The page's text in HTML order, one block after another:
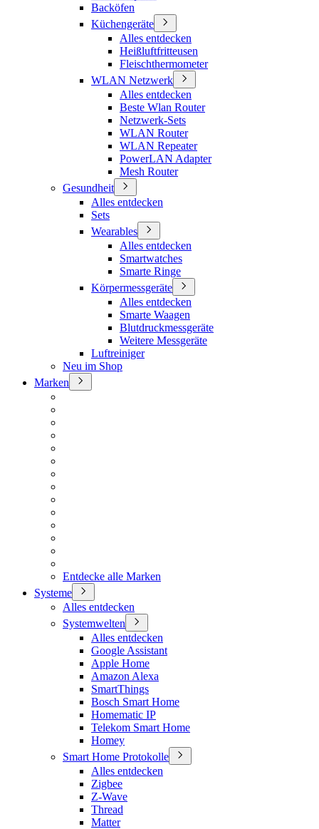
Backöfen
Küchengeräte
Alles entdecken
Heißluftfritteusen
Fleischthermometer
WLAN Netzwerk
Alles entdecken
Beste Wlan Router
Netzwerk-Sets
WLAN Router
WLAN Repeater
PowerLAN Adapter
Mesh Router
Gesundheit
Alles entdecken
Sets
Wearables
Alles entdecken
Smartwatches
Smarte Ringe
Körpermessgeräte
Alles entdecken
Smarte Waagen
Blutdruckmessgeräte
Weitere Messgeräte
Luftreiniger
Neu im Shop
Marken
Entdecke alle Marken
Systeme
Alles entdecken
Systemwelten
Alles entdecken
Google Assistant
Apple Home
Amazon Alexa
SmartThings
Bosch Smart Home
Homematic IP
Telekom Smart Home
Homey
Smart Home Protokolle
Alles entdecken
Zigbee
Z-Wave
Thread
Matter